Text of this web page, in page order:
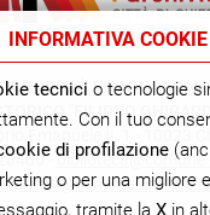
"NICOLÒ E PAOLA
"FILIPPO
-
INFORMATIVA COOKIE
tecnici o tecnologie
Con il tuo
di profilazione
o per una migliore
tramite la Xin